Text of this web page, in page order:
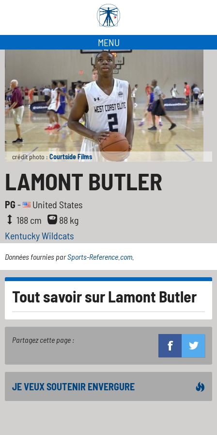
MENU
crédit photo : Courtside Films
LAMONT BUTLER
PG -
United States
188 cm
88 kg
Kentucky Wildcats
Données fournies parSports-Reference.com
Tout savoir surLamont Butler
Partagez cette page :
JE VEUX SOUTENIR ENVERGURE